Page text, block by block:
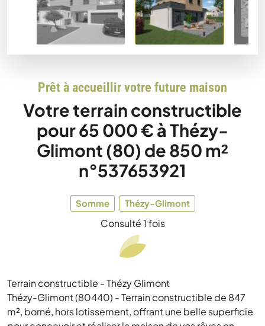
Prêt à accueillir votre future maison
Votre terrain constructible
pour 65 000 € à Thézy-
Glimont (80) de 850 m²
n°537653921
Somme Thézy-Glimont
Consulté 1 fois
Terrain constructible - Thézy Glimont
Thézy-Glimont (80440) - Terrain constructible de 847
m², borné, hors lotissement, offrant une belle superficie
pour concevoir et réaliser la maison de vos rêves en